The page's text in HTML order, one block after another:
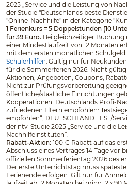
2025 „Service und die Leistung von
der Studie "Deutschlands beste
"Online-Nachhilfe" in der Kategorie
1 Ferienkurs = 5 Doppelstunden (10
für 39 Euro. Bei gleichzeitiger Buchung
einer Mindestlaufzeit von 12 Monaten
mit dem ersten monatlichen
Schülerhilfen. Gültig nur für
für die Sommerferien 2026. Nicht
Aktionen, Angeboten, Coupons,
Nicht zur Prüfungsvorbereitung
öffentliche/staatliche Einrichtungen
Kooperationen. Deutschlands Profi-
zufriedenen Eltern empfohlen:
empfohlen“, DEUTSCHLAND TEST/
der ntv-Studie 2025 „Service und die
Nachhilfeinstituten“.
Rabatt-Aktion: 100 € Rabatt auf das
Abschluss eines Vertrages 14 Tage vor
offiziellen Sommerferientag 2026 des
Der erste Unterrichtstag muss
Ferienende erfolgen. Gilt nur für